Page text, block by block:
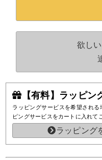
【有料】ラッピン
ラッピングサービスを希望され
ピングサービスをカートに入れて
ラッピング
欲し